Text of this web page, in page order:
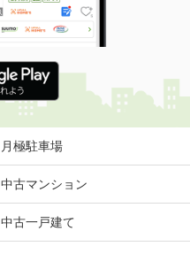
月極駐車場
中古マンション
中古一戸建て